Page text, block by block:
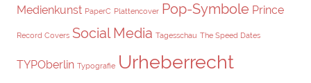
Medienkunst PaperC Plattencover Pop-Symbole Prince
Record Covers Social Media Tagesschau The Speed Dates
TYPOberlin Typografie Urheberrecht